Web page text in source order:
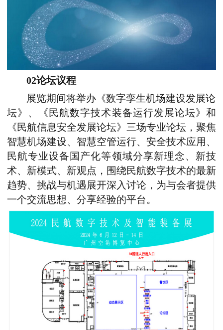
02论坛议程
展览期间将举办《数字孪生机场建设发展论
坛》、《民航数字技术装备运行发展论坛》和
《民航信息安全发展论坛》三场专业论坛，聚焦
智慧机场建设、智慧空管运行、安全技术应用、
民航专业设备国产化等领域分享新理念、新技
术、新模式、新观点，围绕民航数字技术的最新
趋势、挑战与机遇展开深入讨论，为与会者提供
一个交流思想、分享经验的平台。